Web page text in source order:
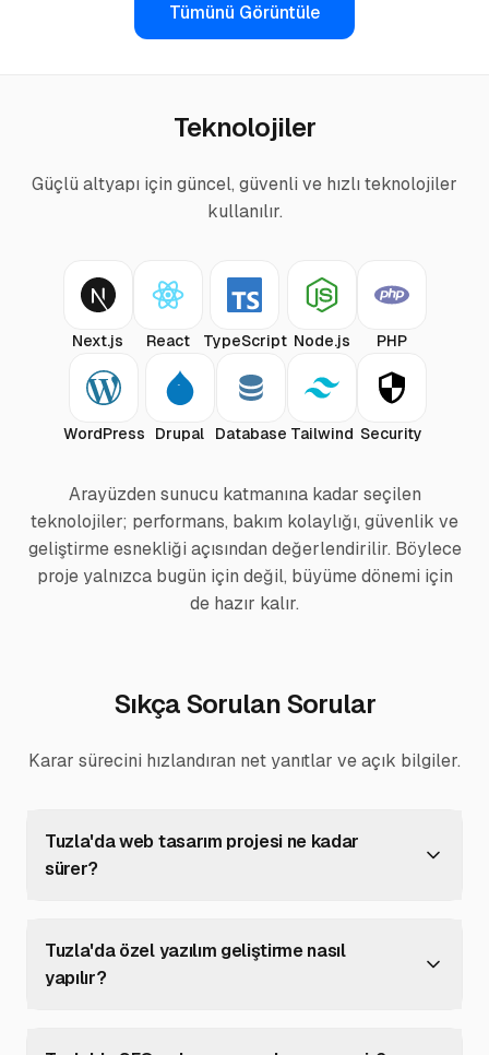
Tümünü Görüntüle
Teknolojiler
Güçlü altyapı için güncel, güvenli ve hızlı teknolojiler
kullanılır.
Next.js React TypeScript Node.js PHP
WordPress Drupal Database Tailwind Security
Arayüzden sunucu katmanına kadar seçilen
teknolojiler; performans, bakım kolaylığı, güvenlik ve
geliştirme esnekliği açısından değerlendirilir. Böylece
proje yalnızca bugün için değil, büyüme dönemi için
de hazır kalır.
Sıkça Sorulan Sorular
Karar sürecini hızlandıran net yanıtlar ve açık bilgiler.
Tuzla'da web tasarım projesi ne kadar
sürer?
Tuzla'da özel yazılım geliştirme nasıl
yapılır?